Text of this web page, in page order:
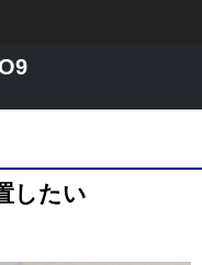
したい